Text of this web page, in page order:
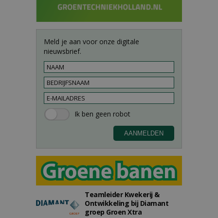
Meld je aan voor onze digitale
nieuwsbrief.
Teamleider Kwekerij &
Ontwikkeling bij Diamant
groep Groen Xtra